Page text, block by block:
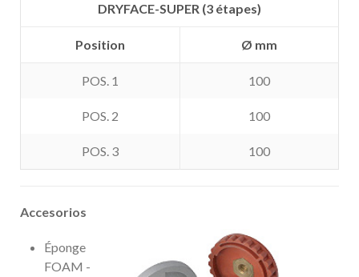
DRYFACE-SUPER (3 étapes)
Position Ø mm
POS. 1 100
POS. 2 100
POS. 3 100
Accesorios
Éponge
FOAM -